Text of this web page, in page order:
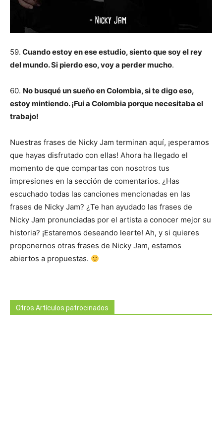
59. Cuando estoy en ese estudio, siento que soy el rey
del mundo. Si pierdo eso, voy a perder mucho.
60. No busqué un sueño en Colombia, si te digo eso,
estoy mintiendo. ¡Fui a Colombia porque necesitaba el
trabajo!
Nuestras frases de Nicky Jam terminan aquí, ¡esperamos
que hayas disfrutado con ellas! Ahora ha llegado el
momento de que compartas con nosotros tus
impresiones en la sección de comentarios. ¿Has
escuchado todas las canciones mencionadas en las
frases de Nicky Jam? ¿Te han ayudado las frases de
Nicky Jam pronunciadas por el artista a conocer mejor su
historia? ¡Estaremos deseando leerte! Ah, y si quieres
proponernos otras frases de Nicky Jam, estamos
abiertos a propuestas.
Otros Artículos patrocinados